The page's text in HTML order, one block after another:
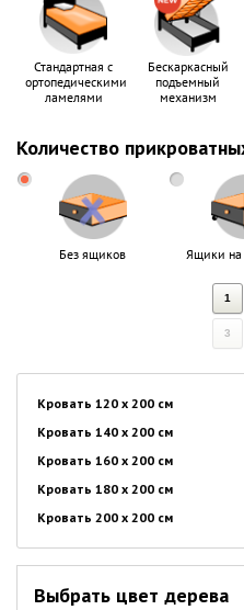
Стандартная с
ортопедическими
ламелями
Бескаркасный
подъемный
механизм
Количество
Без ящиков Ящики на
1
3
Кровать 120 x 200 см
Кровать 140 x 200 см
Кровать 160 x 200 см
Кровать 180 x 200 см
Кровать 200 x 200 см
Выбрать цвет дерева